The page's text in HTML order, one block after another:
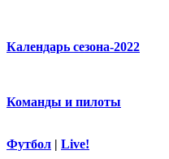
Календарь сезона-2022
Команды и пилоты
Футбол | Live!